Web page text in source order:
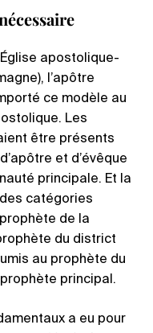
apostolique-
l’apôtre
ce modèle au
Les
être présents
et d’évêque
principale. Et la
catégories
de la
du district
au prophète du
principal.
a eu pour